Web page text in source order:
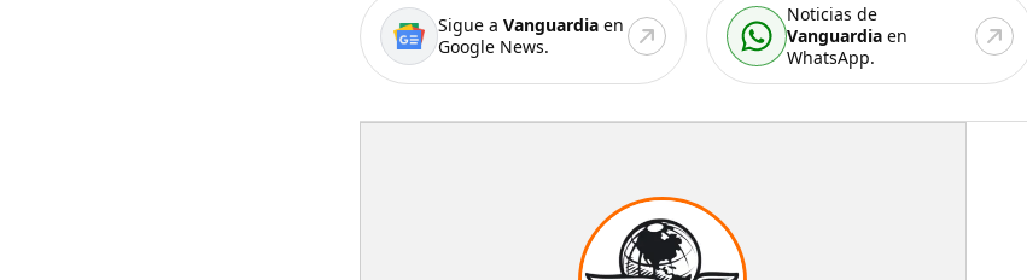
Sigue a Vanguardiaen
Google News.
Noticias de
Vanguardia en
WhatsApp.